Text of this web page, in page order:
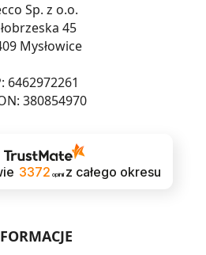
Sp. z o.o.
45
Mysłowice
6462972261
380854970
3372 opinii z całego okresu